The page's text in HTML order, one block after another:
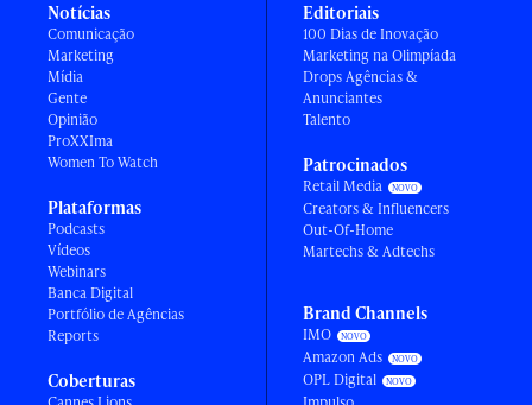
Notícias
Comunicação
Marketing
Mídia
Gente
Opinião
ProXXIma
Women To Watch
Plataformas
Podcasts
Vídeos
Webinars
Banca Digital
Portfólio de Agências
Reports
Coberturas
Editoriais
100 Dias de Inovação
Marketing na Olimpíada
Drops Agências &
Anunciantes
Talento
Patrocinados
Retail Media
Creators & Influencers
Out-Of-Home
Martechs & Adtechs
Brand Channels
IMO
Amazon Ads
OPL Digital